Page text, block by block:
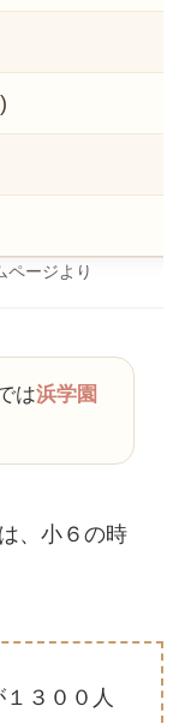
ページより
は浜学園
、小６の時
３００人